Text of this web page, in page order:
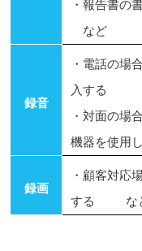
・報告書
など
録音
・電話の場
入する
・対面の場
機器を使
録画
・顧客対応
する な